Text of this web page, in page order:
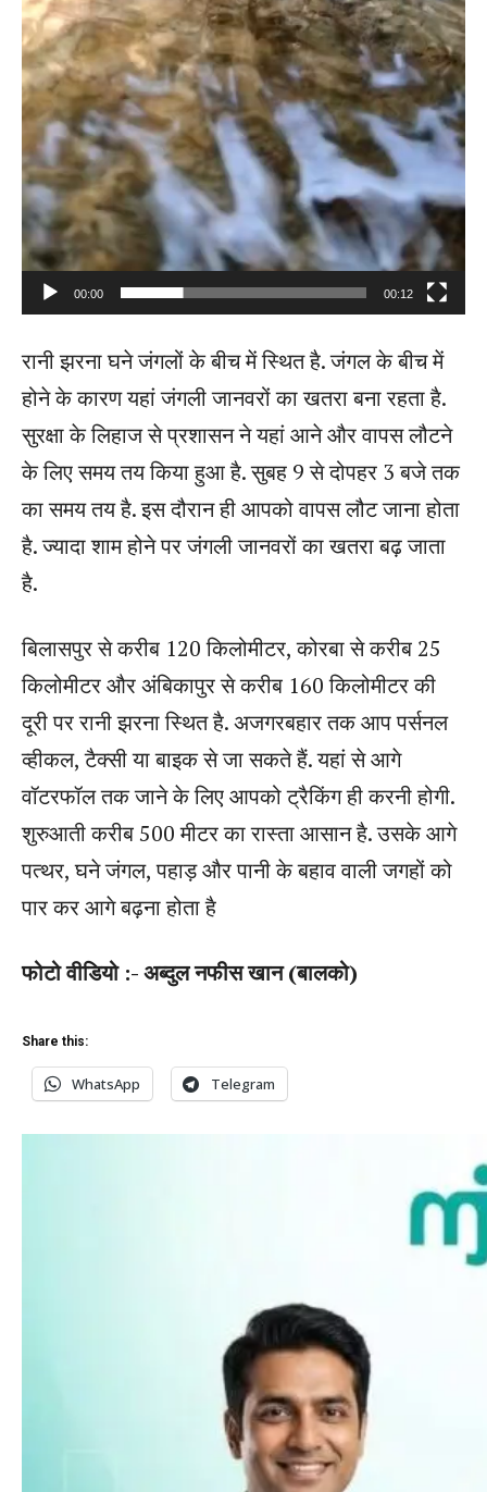
00:00 00:12
रानी झरना घने जंगलों के बीच में स्थित है. जंगल के बीच में
होने के कारण यहां जंगली जानवरों का खतरा बना रहता है.
सुरक्षा के लिहाज से प्रशासन ने यहां आने और वापस लौटने
के लिए समय तय किया हुआ है. सुबह 9 से दोपहर 3 बजे तक
का समय तय है. इस दौरान ही आपको वापस लौट जाना होता
है. ज्यादा शाम होने पर जंगली जानवरों का खतरा बढ़ जाता
है.
बिलासपुर से करीब 120 किलोमीटर, कोरबा से करीब 25
किलोमीटर और अंबिकापुर से करीब 160 किलोमीटर की
दूरी पर रानी झरना स्थित है. अजगरबहार तक आप पर्सनल
व्हीकल, टैक्सी या बाइक से जा सकते हैं. यहां से आगे
वॉटरफॉल तक जाने के लिए आपको ट्रैकिंग ही करनी होगी.
शुरुआती करीब 500 मीटर का रास्ता आसान है. उसके आगे
पत्थर, घने जंगल, पहाड़ और पानी के बहाव वाली जगहों को
पार कर आगे बढ़ना होता है
फोटो वीडियो :- अब्दुल नफीस खान (बालको)
Share this:
WhatsApp Telegram